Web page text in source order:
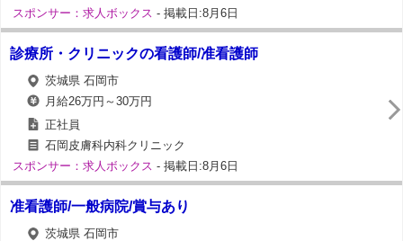
スポンサー：求人ボックス - 掲載日:8月6日
診療所・クリニックの看護師/准看護師
茨城県 石岡市
月給26万円～30万円
正社員
石岡皮膚科内科クリニック
スポンサー：求人ボックス - 掲載日:8月6日
准看護師/一般病院/賞与あり
茨城県 石岡市